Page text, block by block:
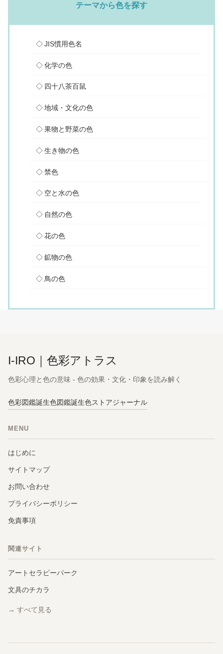
テーマから色を探す
JIS慣用色名
化学の色
四十八茶百鼠
地域・文化の色
果物と野菜の色
生き物の色
禁色
空と水の色
自然の色
花の色
鉱物の色
鳥の色
I-IRO｜色彩アトラス
色彩心理と色の意味 - 色の効果・文化・印象を読み解く
色彩図鑑誕生色図鑑誕生色ストアジャーナル
MENU
はじめに
サイトマップ
お問い合わせ
プライバシーポリシー
免責事項
関連サイト
アートセラピーパーク
文具のチカラ
→ すべて見る